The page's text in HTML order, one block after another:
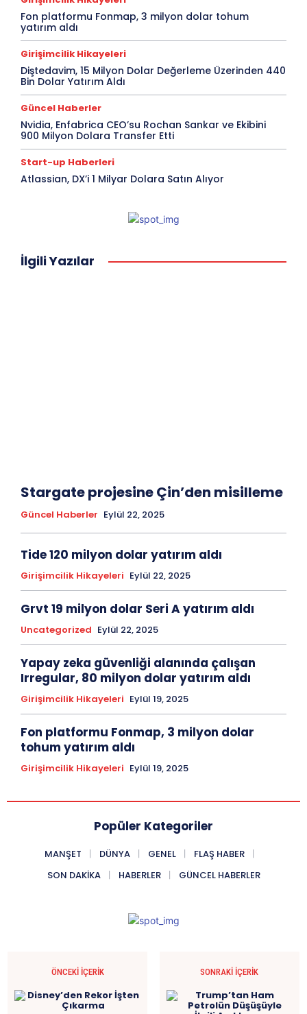
Fon platformu Fonmap, 3 milyon dolar tohum
yatırım aldı
Girişimcilik Hikayeleri
Diştedavim, 15 Milyon Dolar Değerleme Üzerinden 440
Bin Dolar Yatırım Aldı
Güncel Haberler
Nvidia, Enfabrica CEO’su Rochan Sankar ve Ekibini
900 Milyon Dolara Transfer Etti
Start-up Haberleri
Atlassian, DX’i 1 Milyar Dolara Satın Alıyor
İlgili Yazılar
Stargate projesine Çin’den misilleme
Güncel Haberler Eylül 22, 2025
Tide 120 milyon dolar yatırım aldı
Girişimcilik Hikayeleri Eylül 22, 2025
Grvt 19 milyon dolar Seri A yatırım aldı
Uncategorized Eylül 22, 2025
Yapay zeka güvenliği alanında çalışan
Irregular, 80 milyon dolar yatırım aldı
Girişimcilik Hikayeleri Eylül 19, 2025
Fon platformu Fonmap, 3 milyon dolar
tohum yatırım aldı
Girişimcilik Hikayeleri Eylül 19, 2025
Popüler Kategoriler
MANŞET DÜNYA GENEL
FLAŞ HABER
SON DAKIKA
HABERLER GÜNCEL HABERLER
ÖNCEKI İÇERIK SONRAKI İÇERIK